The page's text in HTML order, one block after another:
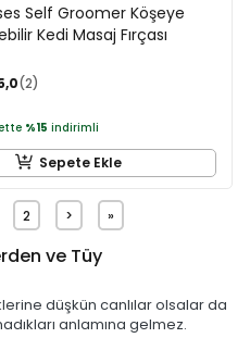
Self Groomer Köşeye
Kedi Masaj Fırçası
2
%15 indirimli
Sepete Ekle
2 > »
ve Tüy
düşkün canlılar olsalar da
anlamına gelmez.